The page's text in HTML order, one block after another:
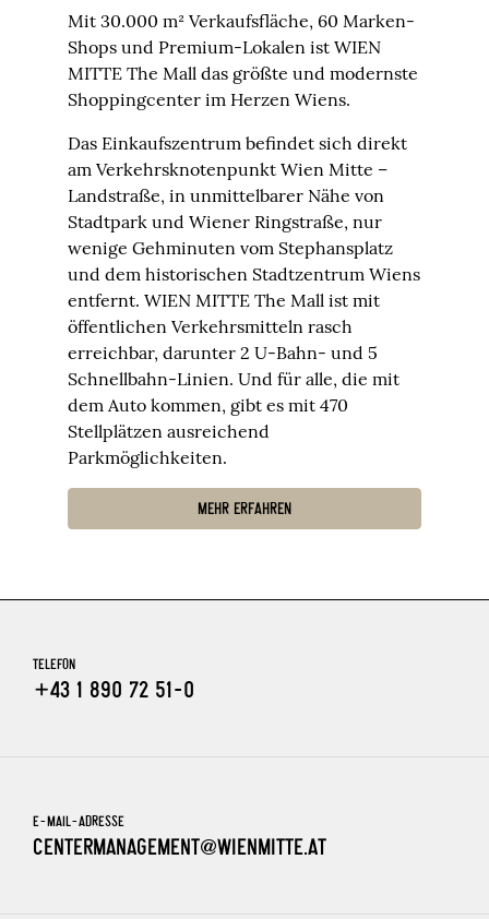
Mit 30.000 m² Verkaufsfläche, 60 Marken-
Shops und Premium-Lokalen ist WIEN
MITTE The Mall das größte und modernste
Shoppingcenter im Herzen Wiens.
Das Einkaufszentrum befindet sich direkt
am Verkehrsknotenpunkt Wien Mitte –
Landstraße, in unmittelbarer Nähe von
Stadtpark und Wiener Ringstraße, nur
wenige Gehminuten vom Stephansplatz
und dem historischen Stadtzentrum Wiens
entfernt. WIEN MITTE The Mall ist mit
öffentlichen Verkehrsmitteln rasch
erreichbar, darunter 2 U-Bahn- und 5
Schnellbahn-Linien. Und für alle, die mit
dem Auto kommen, gibt es mit 470
Stellplätzen ausreichend
Parkmöglichkeiten.
MEHR ERFAHREN
TELEFON
+43 1 890 72 51-0
E-MAIL-ADRESSE
CENTERMANAGEMENT@WIENMITTE.AT